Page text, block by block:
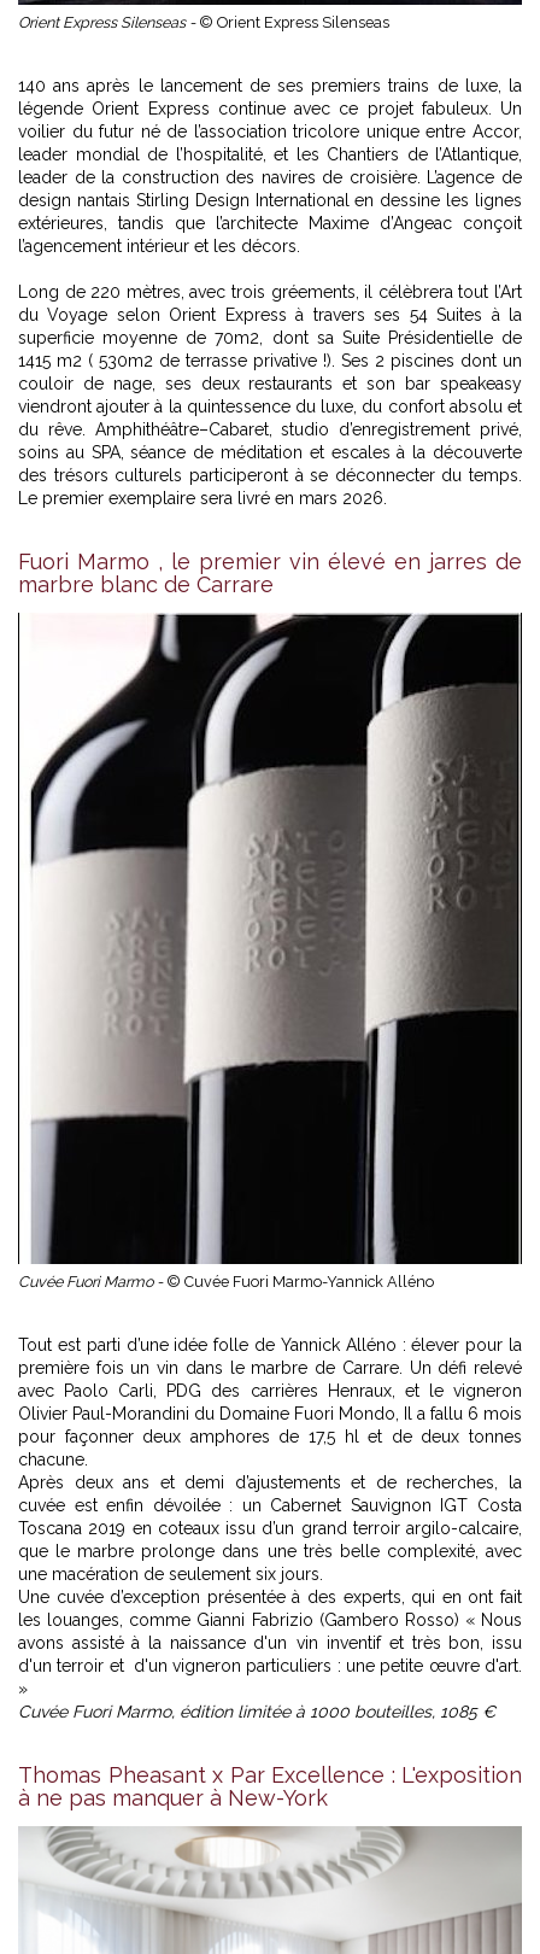
Orient Express Silenseas - © Orient Express Silenseas
140 ans après le lancement de ses premiers trains de luxe, la
légende Orient Express continue avec ce projet fabuleux. Un
voilier du futur né de l’association tricolore unique entre Accor,
leader mondial de l’hospitalité, et les Chantiers de l’Atlantique,
leader de la construction des navires de croisière. L’agence de
design nantais Stirling Design International en dessine les lignes
extérieures, tandis que l’architecte Maxime d’Angeac conçoit
l’agencement intérieur et les décors.
Long de 220 mètres, avec trois gréements, il célèbrera tout l’Art
du Voyage selon Orient Express à travers ses 54 Suites à la
superficie moyenne de 70m2, dont sa Suite Présidentielle de
1415 m2 ( 530m2 de terrasse privative !). Ses 2 piscines dont un
couloir de nage, ses deux restaurants et son bar speakeasy
viendront ajouter à la quintessence du luxe, du confort absolu et
du rêve. Amphithéâtre–Cabaret, studio d’enregistrement privé,
soins au SPA, séance de méditation et escales à la découverte
des trésors culturels participeront à se déconnecter du temps.
Le premier exemplaire sera livré en mars 2026.
Fuori Marmo , le premier vin élevé en jarres de
marbre blanc de Carrare
Cuvée Fuori Marmo - © Cuvée Fuori Marmo-Yannick Alléno
Tout est parti d’une idée folle de Yannick Alléno : élever pour la
première fois un vin dans le marbre de Carrare. Un défi relevé
avec Paolo Carli, PDG des carrières Henraux, et le vigneron
Olivier Paul-Morandini du Domaine Fuori Mondo, Il a fallu 6 mois
pour façonner deux amphores de 17,5 hl et de deux tonnes
chacune.
Après deux ans et demi d’ajustements et de recherches, la
cuvée est enfin dévoilée : un Cabernet Sauvignon IGT Costa
Toscana 2019 en coteaux issu d’un grand terroir argilo-calcaire,
que le marbre prolonge dans une très belle complexité, avec
une macération de seulement six jours.
Une cuvée d’exception présentée à des experts, qui en ont fait
les louanges, comme Gianni Fabrizio (Gambero Rosso) « Nous
avons assisté à la naissance d'un vin inventif et très bon, issu
d'un terroir et d'un vigneron particuliers : une petite œuvre d'art.
»
Cuvée Fuori Marmo, édition limitée à 1000 bouteilles, 1085 €
Thomas Pheasant x Par Excellence : L'exposition
à ne pas manquer à New-York